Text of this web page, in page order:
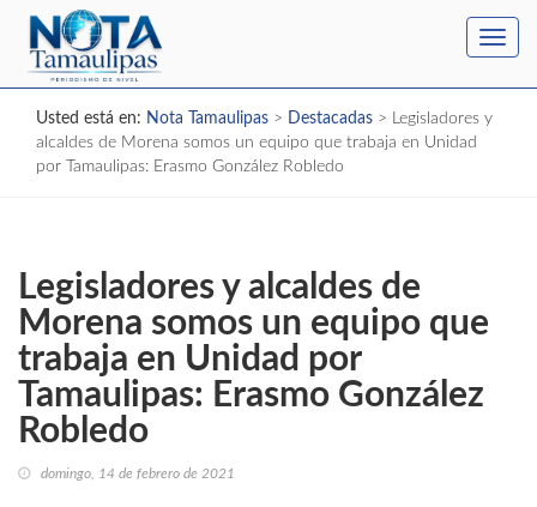
Usted está en: Nota Tamaulipas > Destacadas > Legisladores y
alcaldes de Morena somos un equipo que trabaja en Unidad
por Tamaulipas: Erasmo González Robledo
Legisladores y alcaldes de
Morena somos un equipo que
trabaja en Unidad por
Tamaulipas: Erasmo González
Robledo
domingo, 14 de febrero de 2021